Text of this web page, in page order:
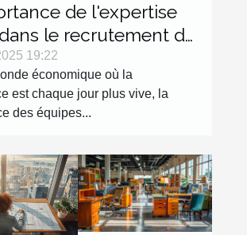
de l'expertise
le recrutement de
commerciaux
19:22
économique où la
est chaque jour plus vive, la
des équipes...